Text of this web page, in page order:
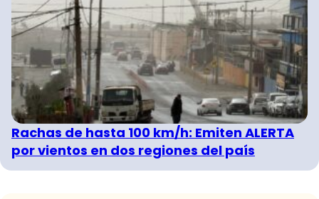
Rachas de hasta 100 km/h: Emiten ALERTA
por vientos en dos regiones del país